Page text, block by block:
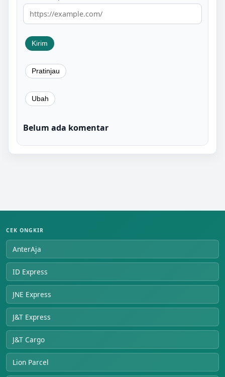
Belum ada komentar
CEK ONGKIR
AnterAja
ID Express
JNE Express
J&T Express
J&T Cargo
Lion Parcel